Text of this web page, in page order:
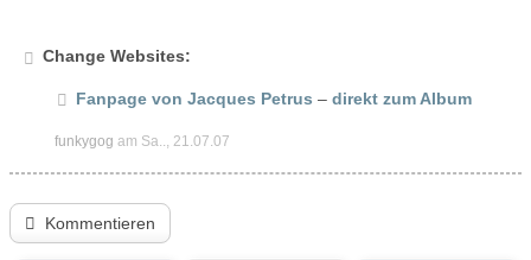
Change Websites:
Fanpage von Jacques Petrus – direkt zum Album
funkygog am Sa.., 21.07.07
Kommentieren